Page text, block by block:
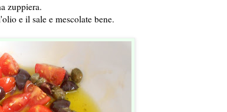
zuppiera.
e il sale e mescolate bene.